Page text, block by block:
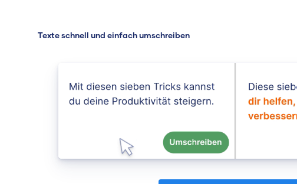
Texte schnell und einfach umschreiben